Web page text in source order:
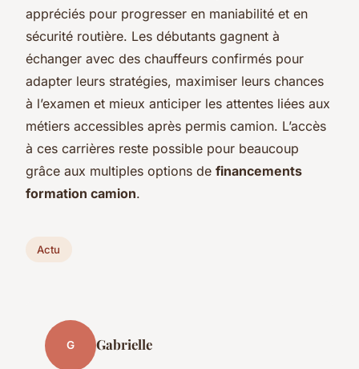
appréciés pour progresser en maniabilité et en
sécurité routière. Les débutants gagnent à
échanger avec des chauffeurs confirmés pour
adapter leurs stratégies, maximiser leurs chances
à l’examen et mieux anticiper les attentes liées aux
métiers accessibles après permis camion. L’accès
à ces carrières reste possible pour beaucoup
grâce aux multiples options de financements
formation camion.
Actu
G Gabrielle